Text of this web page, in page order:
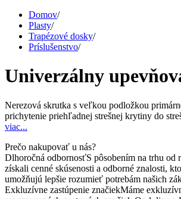
Domov/
Plasty/
Trapézové dosky/
Príslušenstvo/
Univerzálny
Nerezová skrutka s veľkou podložkou
prichytenie priehľadnej strešnej krytiny do
viac...
Prečo nakupovať u nás?
Dlhoročná odbornosťS pôsobením na trhu od
získali cenné skúsenosti a odborné znalosti,
umožňujú lepšie rozumieť potrebám našich
Exkluzívne zastúpenie značiekMáme